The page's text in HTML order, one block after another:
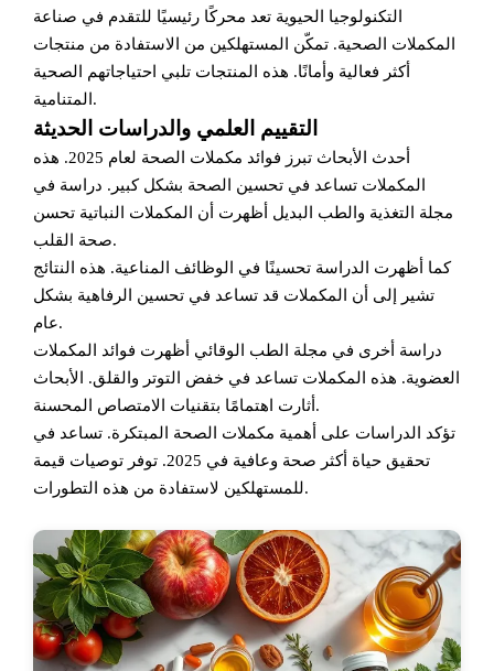
التكنولوجيا الحيوية تعد محركًا رئيسيًا للتقدم في صناعة
المكملات الصحية. تمكّن المستهلكين من الاستفادة من منتجات
أكثر فعالية وأمانًا. هذه المنتجات تلبي احتياجاتهم الصحية
المتنامية.
التقييم العلمي والدراسات الحديثة
أحدث الأبحاث تبرز فوائد مكملات الصحة لعام 2025. هذه
المكملات تساعد في تحسين الصحة بشكل كبير. دراسة في
مجلة التغذية والطب البديل أظهرت أن المكملات النباتية تحسن
صحة القلب.
كما أظهرت الدراسة تحسينًا في الوظائف المناعية. هذه النتائج
تشير إلى أن المكملات قد تساعد في تحسين الرفاهية بشكل
عام.
دراسة أخرى في مجلة الطب الوقائي أظهرت فوائد المكملات
العضوية. هذه المكملات تساعد في خفض التوتر والقلق. الأبحاث
أثارت اهتمامًا بتقنيات الامتصاص المحسنة.
تؤكد الدراسات على أهمية مكملات الصحة المبتكرة. تساعد في
تحقيق حياة أكثر صحة وعافية في 2025. توفر توصيات قيمة
للمستهلكين لاستفادة من هذه التطورات.